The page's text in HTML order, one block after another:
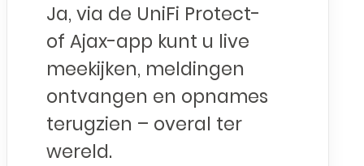
Ja, via de UniFi Protect-
of Ajax-app kunt u live
meekijken, meldingen
ontvangen en opnames
terugzien – overal ter
wereld.